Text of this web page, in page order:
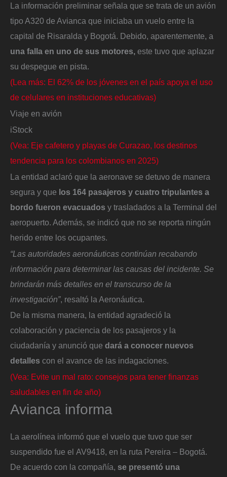
La información preliminar señala que se trata de un avión
tipo A320 de Avianca que iniciaba un vuelo entre la
capital de Risaralda y Bogotá. Debido, aparentemente, a
una falla en uno de sus motores, este tuvo que aplazar
su despegue en pista.
(Lea más: El 62% de los jóvenes en el país apoya el uso
de celulares en instituciones educativas)
Viaje en avión
iStock
(Vea: Eje cafetero y playas de Curazao, los destinos
tendencia para los colombianos en 2025)
La entidad aclaró que la aeronave se detuvo de manera
segura y que los 164 pasajeros y cuatro tripulantes a
bordo fueron evacuados y trasladados a la Terminal del
aeropuerto. Además, se indicó que no se reporta ningún
herido entre los ocupantes.
“Las autoridades aeronáuticas continúan recabando
información para determinar las causas del incidente. Se
brindarán más detalles en el transcurso de la
investigación”, resaltó la Aeronáutica.
De la misma manera, la entidad agradeció la
colaboración y paciencia de los pasajeros y la
ciudadanía y anunció que dará a conocer nuevos
detalles con el avance de las indagaciones.
(Vea: Evite un mal rato: consejos para tener finanzas
saludables en fin de año)
Avianca informa
La aerolínea informó que el vuelo que tuvo que ser
suspendido fue el AV9418, en la ruta Pereira – Bogotá.
De acuerdo con la compañía, se presentó una